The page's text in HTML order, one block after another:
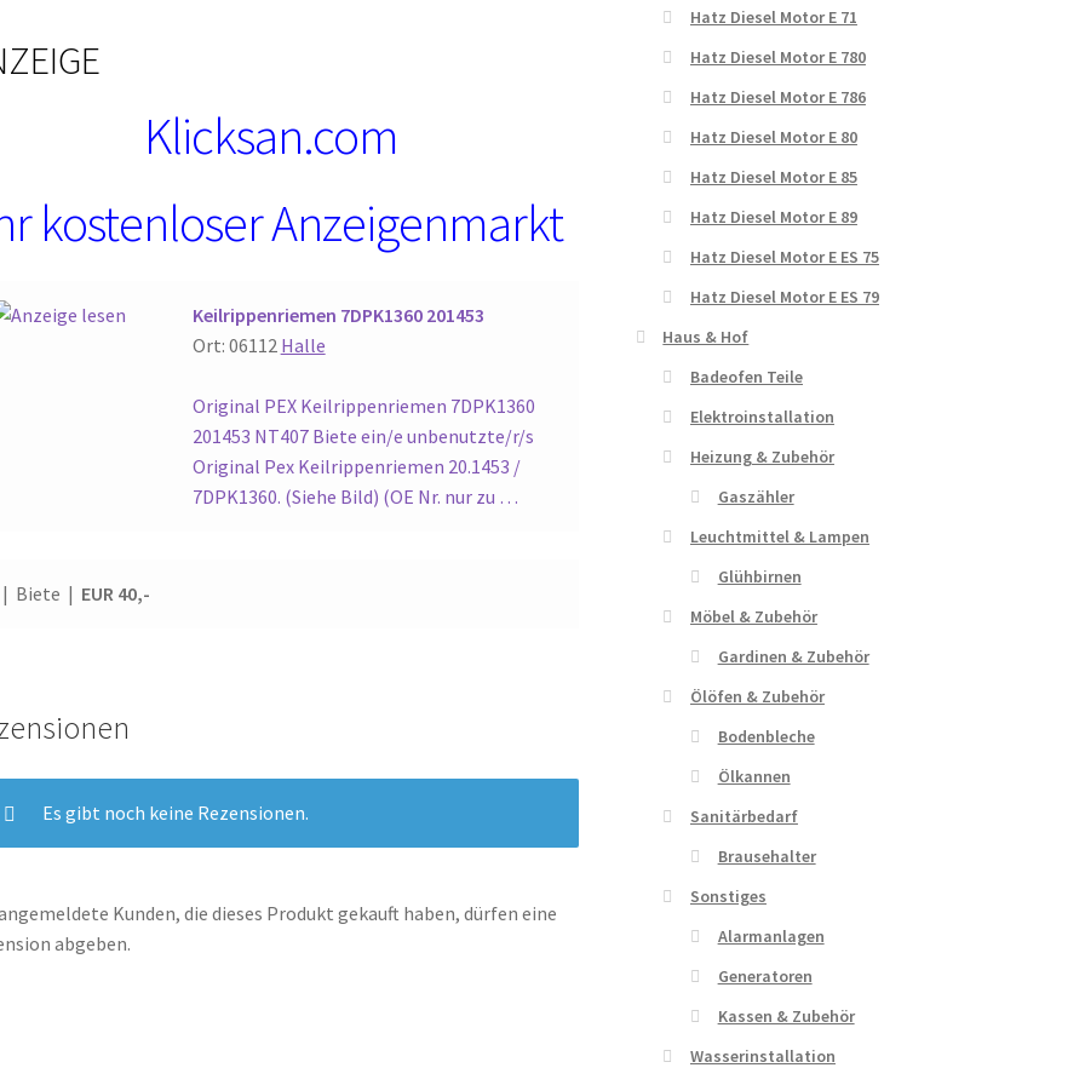
Klicksan.com
kostenloser Anzeigenmarkt
Keilrippenriemen 7DPK1360 201453
Ort: 06112 Halle
Original PEX Keilrippenriemen 7DPK1360
201453 NT407 Biete ein/e unbenutzte/r/s
Original Pex Keilrippenriemen 20.1453 /
7DPK1360. (Siehe Bild) (OE Nr. nur zu …
Biete | EUR 40,-
Es gibt noch keine Rezensionen.
Kunden, die dieses Produkt gekauft haben, dürfen eine
abgeben.
Hatz Diesel Motor E 71
Hatz Diesel Motor E 780
Hatz Diesel Motor E 786
Hatz Diesel Motor E 80
Hatz Diesel Motor E 85
Hatz Diesel Motor E 89
Hatz Diesel Motor E ES 75
Hatz Diesel Motor E ES 79
Haus & Hof
Badeofen Teile
Elektroinstallation
Heizung & Zubehör
Gaszähler
Leuchtmittel & Lampen
Glühbirnen
Möbel & Zubehör
Gardinen & Zubehör
Ölöfen & Zubehör
Bodenbleche
Ölkannen
Sanitärbedarf
Brausehalter
Sonstiges
Alarmanlagen
Generatoren
Kassen & Zubehör
Wasserinstallation